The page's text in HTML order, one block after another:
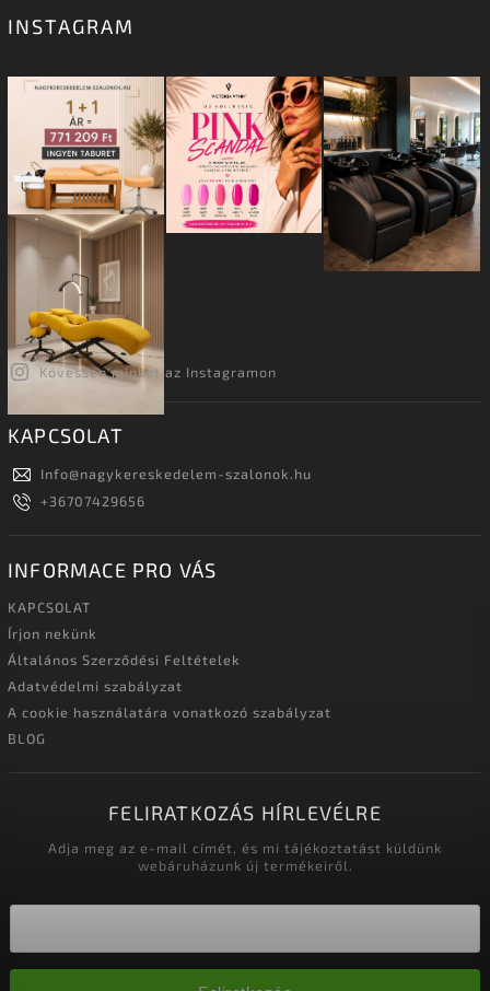
INSTAGRAM
Kövessen minket az Instagramon
KAPCSOLAT
Info@nagykereskedelem-szalonok.hu
+36707429656
INFORMACE PRO VÁS
KAPCSOLAT
Írjon nekünk
Általános Szerződési Feltételek
Adatvédelmi szabályzat
A cookie használatára vonatkozó szabályzat
BLOG
FELIRATKOZÁS HÍRLEVÉLRE
Adja meg az e-mail címét, és mi tájékoztatást küldünk
webáruházunk új termékeiről.